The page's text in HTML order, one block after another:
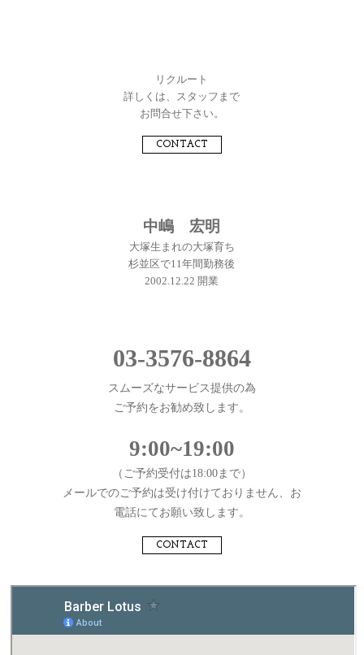
リクルート
詳しくは、スタッフまで
お問合せ下さい。
CONTACT
中嶋 宏明
大塚生まれの大塚育ち
杉並区で11年間勤務後
2002.12.22 開業
03-3576-8864
スムーズなサービス提供の為
ご予約をお勧め致します。
9:00~19:00
（ご予約受付は18:00まで）
メールでのご予約は受け付けておりません、お
電話にてお願い致します。
CONTACT